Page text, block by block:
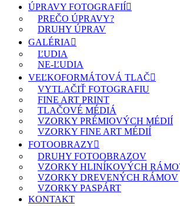
ÚPRAVY FOTOGRAFIÍ
PREČO ÚPRAVY?
DRUHY ÚPRAV
GALÉRIA
ĽUDIA
NE-ĽUDIA
VEĽKOFORMÁTOVÁ TLAČ
VYTLAČIŤ FOTOGRAFIU
FINE ART PRINT
TLAČOVÉ MÉDIÁ
VZORKY PRÉMIOVÝCH MÉDIÍ
VZORKY FINE ART MÉDIÍ
FOTOOBRAZY
DRUHY FOTOOBRAZOV
VZORKY HLINÍKOVÝCH
VZORKY DREVENÝCH RÁMOV
VZORKY PASPÁRT
KONTAKT